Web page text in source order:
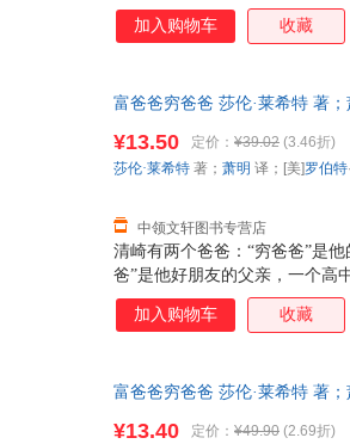
朋友的父亲的建议，也就是书
奴隶，要让金钱为我们工作，
加入购物车 收藏
富爸爸穷爸爸 莎伦·莱希特 著
清崎有两个爸爸：“穷爸爸”是
爸”是他好朋友的父亲，一个高
从“穷爸爸”为他设计的人生道
的人生初期。直到1977年，清
爸”截然不同的金钱观和财富观
¥13.50 定价： ¥39.02 (3.46折)
中领文轩图书专营店
莎伦·莱希特 著； 萧明 译；[美]罗伯特
加入购物车 收藏
富爸爸穷爸爸 莎伦·莱希特 著
¥13.40 定价： ¥49.90 (2.69折)